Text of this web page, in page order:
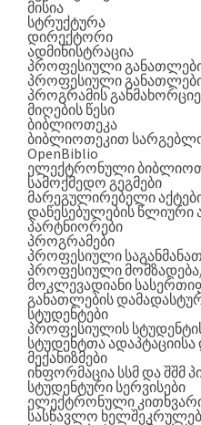
მისია
სტრუქტურა
დირექტორი
ადმინისტრაცია
პროფესიული
პროფესიული
პროგრამის
მიღების წესი
ბიბლიოთეკა
ბიბლიოთეკით
OpenBiblio
ელექტრონული
სამოქმედო გეგმები
მარეგულირებელი
დაწესებულების წლიური
პარტნიორები
პროგრამები
პროფესიული
პროფესიული
მოკლევადიანი
განათლების
სტუდენტები
პროფესიულის
სტუდენტთა
მექანიზმები
ინფორმაცია სსმ და შშმ
სტუდენტური სერვისები
ელექტრონული
სასწავლო